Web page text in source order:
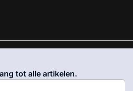
Op gebruik van deze site zijn de
toepassing:Algemene Voorwaarden
tot alle artikelen.